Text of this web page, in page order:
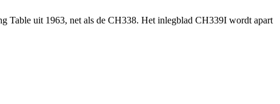
Table uit 1963, net als de CH338. Het inlegblad CH339I wordt apart